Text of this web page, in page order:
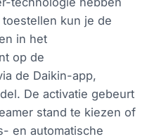
kun je de
in het
op de
de Daikin-app,
De activatie gebeurt
stand te kiezen of
en automatische